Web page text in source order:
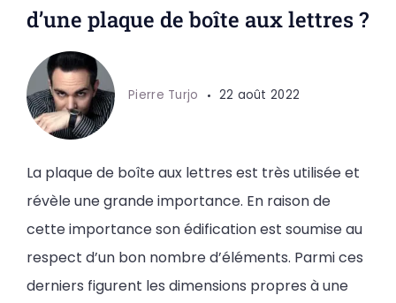
d’une plaque de boîte aux lettres ?
Pierre Turjo 22 août 2022
La plaque de boîte aux lettres est très utilisée et
révèle une grande importance. En raison de
cette importance son édification est soumise au
respect d’un bon nombre d’éléments. Parmi ces
derniers figurent les dimensions propres à une